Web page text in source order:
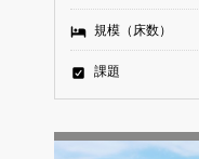
規模（床数）
課題